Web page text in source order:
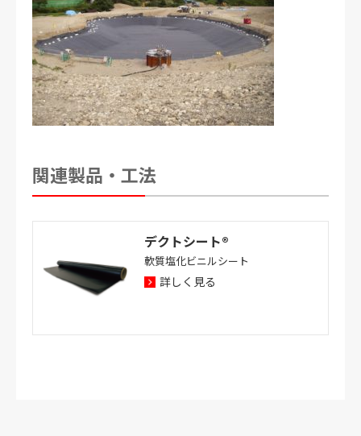
関連製品・工法
デクトシート®
軟質塩化ビニルシート
詳しく見る